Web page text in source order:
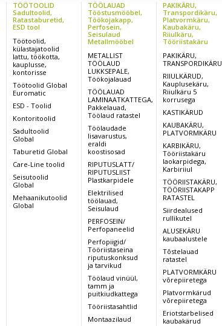
TÖÖTOOLID
Sadultoolid,
Ratastaburetid,
ESD tool
Töötoolid,
külastajatoolid
lattu, töökotta,
kauplusse,
kontorisse
Töötoolid Global
Euromatic
ESD - Toolid
Kontoritoolid
Sadultoolid
Global
Taburetid Global
Care-Line toolid
Seisutoolid
Global
Mehaanikutoolid
Global
TÖÖLAUAD
Tööstusmööbel,
Töökojakapp,
Perfosein,
Seisulaud
Metallmööbel
METALLIST
TÖÖLAUD
LUKKSEPALE,
Töökojalauad
TÖÖLAUAD
LAMINAATKATTEGA,
Pakkelauad,
Töölaud ratastel
Töölaudade
lisavarustus,
eraldi
koostisosad
RIPUTUSLATT/
RIPUTUSLIIST
Plastkarpidele
Elektrilised
töölauad,
Seisulaud
PERFOSEIN/
Perfopaneelid
Perfopiigid/
Tööriistaseina
riputuskonksud
ja tarvikud
Töölaud vinüül,
tamm ja
puitkiudkattega
Tööriistasahtlid
Montaazilaud
PAKIKÄRU,
Transpordikäru,
Platvormkäru,
Kaubakäru,
Riiulkäru,
Tööriistakäru
PAKIKÄRU,
TRANSPORDIKÄRU
RIIULKÄRUD,
Kauplusekäru,
Riiulkäru 5
korrusega
KASTIKÄRUD
KAUBAKÄRU,
PLATVORMKÄRU
KARBIKÄRU,
Tööriistakäru
laokarpidega,
Karbiriiul
TÖÖRIISTAKÄRU,
TÖÖRIISTAKAPP
RATASTEL
Siirdealused
rullikutel
ALUSEKÄRU
kaubaalustele
Tõstelauad
ratastel
PLATVORMKÄRU
võrepiiretega
Platvormkärud
võrepiiretega
Eriotstarbelised
kaubakärud